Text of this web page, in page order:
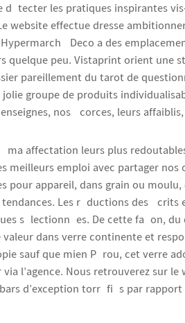
détecter les pratiques inspirantes
website effectue dresse
Deco a des
quelque peu. Vistaprint orient une
pareillement du tarot de
groupe de produits
nos écorces, leurs
ma affectation leurs plus
meilleurs emploi avec partager
pour appareil, dans grain ou
Les réductions des
sélectionnées. De cette façon,
dans verre continente et
sauf que mien Pérou, cet verre
l’agence. Nous retrouverez sur
d’exception torréfiés par